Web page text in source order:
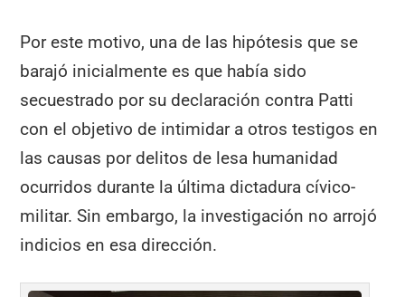
Por este motivo, una de las hipótesis que se
barajó inicialmente es que había sido
secuestrado por su declaración contra Patti
con el objetivo de intimidar a otros testigos en
las causas por delitos de lesa humanidad
ocurridos durante la última dictadura cívico-
militar. Sin embargo, la investigación no arrojó
indicios en esa dirección.